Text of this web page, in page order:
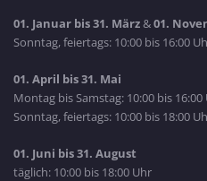
01. Januar bis 31. März&01.
Sonntag, feiertags: 10:00 bis 16:00
01. April bis 31. Mai
Montag bis Samstag:
Sonntag, feiertags: 10:00 bis 18:00
01. Juni bis 31. August
täglich: 10:00 bis 18:00 Uhr